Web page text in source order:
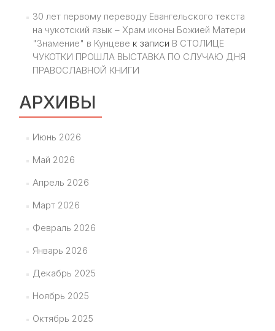
30 лет первому переводу Евангельского текста
на чукотский язык – Храм иконы Божией Матери
"Знамение" в Кунцеве к записи В СТОЛИЦЕ
ЧУКОТКИ ПРОШЛА ВЫСТАВКА ПО СЛУЧАЮ ДНЯ
ПРАВОСЛАВНОЙ КНИГИ
АРХИВЫ
Июнь 2026
Май 2026
Апрель 2026
Март 2026
Февраль 2026
Январь 2026
Декабрь 2025
Ноябрь 2025
Октябрь 2025